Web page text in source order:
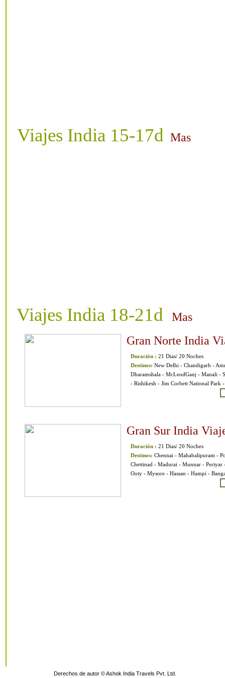
Viajes India 15-17d Mas
Viajes India 18-21d
Mas
Gran Norte India
Duración : 21 Dias/ 20 Noches
Destinos: New Delhi - Chandigarh -
Dharamshala - McLeodGanj - Manali -
- Rishikesh - Jim Corbett National Park
Gran Sur India
Duración : 21 Dias/ 20 Noches
Destinos: Chennai - Mahabalipuram -
Chettinad - Madurai - Munnar -
Ooty - Mysore - Hassan - Hampi -
Derechos de autor © Ashok India Travels Pvt. Ltd.